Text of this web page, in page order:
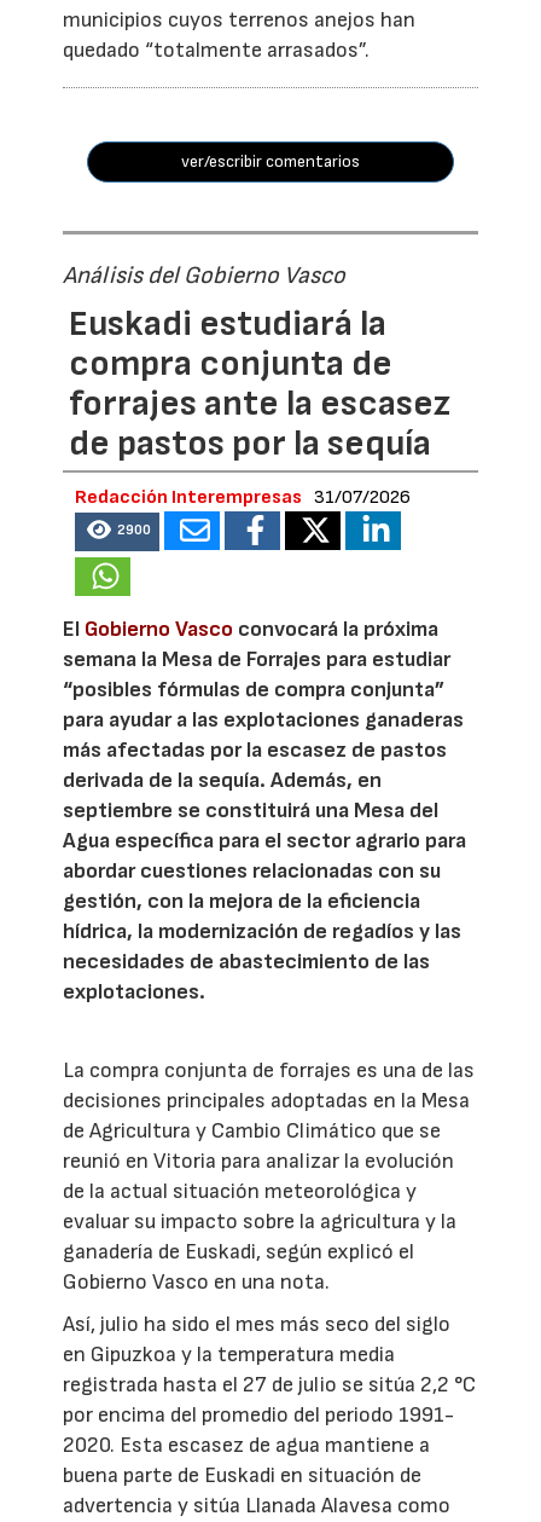
municipios cuyos terrenos anejos han
quedado “totalmente arrasados”.
ver/escribir comentarios
Análisis del Gobierno Vasco
Euskadi estudiará la
compra conjunta de
forrajes ante la escasez
de pastos por la sequía
Redacción Interempresas 31/07/2026
2900
El Gobierno Vasco convocará la próxima
semana la Mesa de Forrajes para estudiar
“posibles fórmulas de compra conjunta”
para ayudar a las explotaciones ganaderas
más afectadas por la escasez de pastos
derivada de la sequía. Además, en
septiembre se constituirá una Mesa del
Agua específica para el sector agrario para
abordar cuestiones relacionadas con su
gestión, con la mejora de la eficiencia
hídrica, la modernización de regadíos y las
necesidades de abastecimiento de las
explotaciones.
La compra conjunta de forrajes es una de las
decisiones principales adoptadas en la Mesa
de Agricultura y Cambio Climático que se
reunió en Vitoria para analizar la evolución
de la actual situación meteorológica y
evaluar su impacto sobre la agricultura y la
ganadería de Euskadi, según explicó el
Gobierno Vasco en una nota.
Así, julio ha sido el mes más seco del siglo
en Gipuzkoa y la temperatura media
registrada hasta el 27 de julio se sitúa 2,2 °C
por encima del promedio del periodo 1991-
2020. Esta escasez de agua mantiene a
buena parte de Euskadi en situación de
advertencia y sitúa Llanada Alavesa como